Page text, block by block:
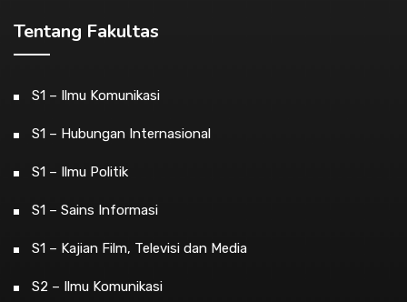
Tentang Fakultas
S1 – Ilmu Komunikasi
S1 – Hubungan Internasional
S1 – Ilmu Politik
S1 – Sains Informasi
S1 – Kajian Film, Televisi dan Media
S2 – Ilmu Komunikasi